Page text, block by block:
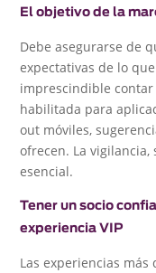
El objetivo de la
Debe asegurarse de
expectativas de lo
imprescindible
habilitada para
out móviles,
ofrecen. La
esencial.
Tener un socio
experiencia VIP
Las experiencias